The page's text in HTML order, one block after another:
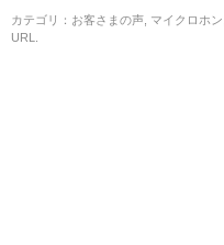
カテゴリ： お客さまの声 マイクロホン
URL